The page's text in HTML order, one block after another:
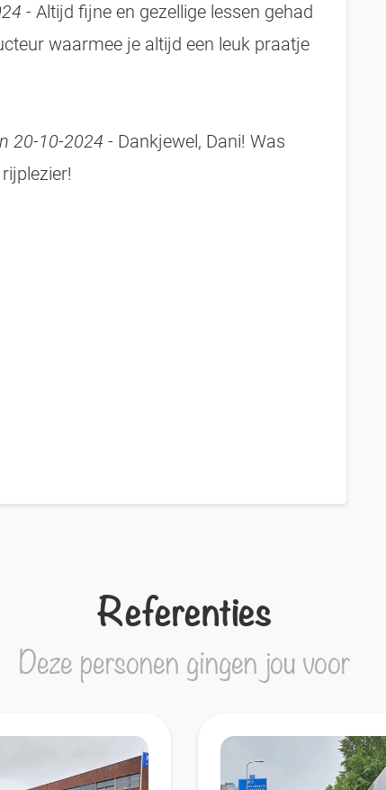
- Altijd fijne en gezellige lessen gehad
waarmee je altijd een leuk praatje
20-10-2024 - Dankjewel, Dani! Was
Referenties
Deze personen gingen jou voor